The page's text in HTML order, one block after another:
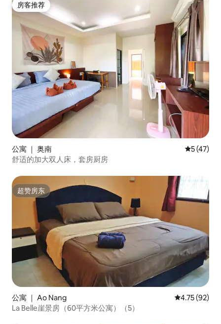
房客推荐
房客推荐
公寓 ｜ 奥南 平均评分
5 (47)
舒适的加大双人床，套房厨房
超赞房东
超赞房东
公寓 ｜ Ao Nang 平均评分
4.75 (92)
La Belle崖景房（60平方米公寓）（5）